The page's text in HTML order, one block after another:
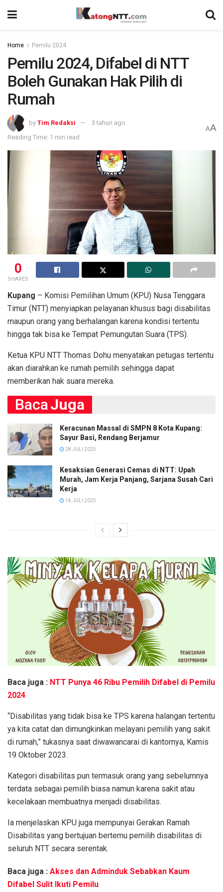
Home Pemilu 2024
Pemilu 2024, Difabel di NTT
Boleh Gunakan Hak Pilih di
Rumah
by Tim Redaksi
3 tahun ago
Reading Time: 1 min read
AA
0
SHARES
Kupang – Komisi Pemilihan Umum (KPU) Nusa Tenggara
Timur (NTT) menyiapkan pelayanan khusus bagi disabilitas
maupun orang yang berhalangan karena kondisi tertentu
hingga tak bisa ke Tempat Pemungutan Suara (TPS).
Ketua KPU NTT Thomas Dohu menyatakan petugas tertentu
akan diarahkan ke rumah pemilih sehingga dapat
memberikan hak suara mereka.
BacaJuga
Keracunan Massal di SMPN 8 Kota Kupang:
Sayur Basi, Rendang Berjamur
28 JULI 2025
Kesaksian Generasi Cemas di NTT: Upah
Murah, Jam Kerja Panjang, Sarjana Susah Cari
Kerja
14 JULI 2025
Baca juga : NTT Punya 46 Ribu Pemilih Difabel di Pemilu
2024
“Disabilitas yang tidak bisa ke TPS karena halangan tertentu
ya kita catat dan dimungkinkan melayani pemilih yang sakit
di rumah,” tukasnya saat diwawancarai di kantornya, Kamis
19 Oktober 2023.
Kategori disabilitas pun termasuk orang yang sebelumnya
terdata sebagai pemilih biasa namun karena sakit atau
kecelakaan membuatnya menjadi disabilitas.
Ia menjelaskan KPU juga mempunyai Gerakan Ramah
Disabilitas yang bertujuan bertemu pemilih disabilitas di
seluruh NTT secara serentak.
Baca juga : Akses dan Adminduk Sebabkan Kaum
Difabel Sulit Ikuti Pemilu